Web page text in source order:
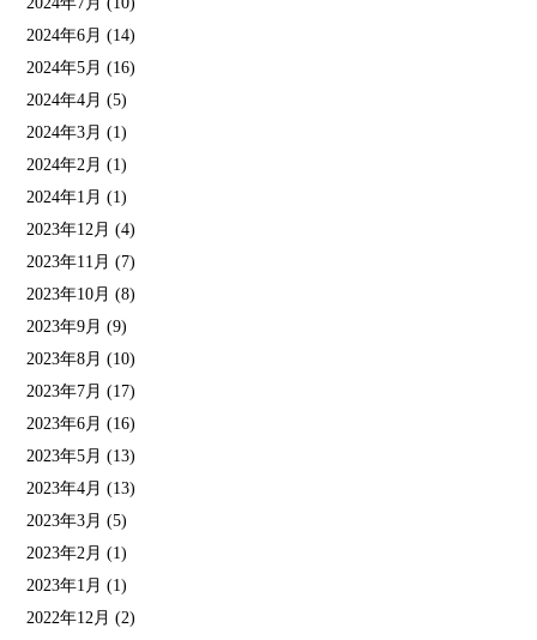
2024年6月 (14)
2024年5月 (16)
2024年4月 (5)
2024年3月 (1)
2024年2月 (1)
2024年1月 (1)
2023年12月 (4)
2023年11月 (7)
2023年10月 (8)
2023年9月 (9)
2023年8月 (10)
2023年7月 (17)
2023年6月 (16)
2023年5月 (13)
2023年4月 (13)
2023年3月 (5)
2023年2月 (1)
2023年1月 (1)
2022年12月 (2)